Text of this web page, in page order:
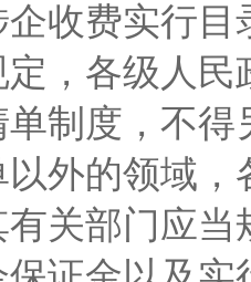
费实行目
各级人民
制度，不
以外的领域
有关部门应